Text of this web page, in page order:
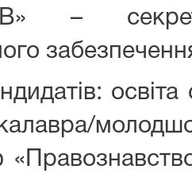
«В» –
освіта